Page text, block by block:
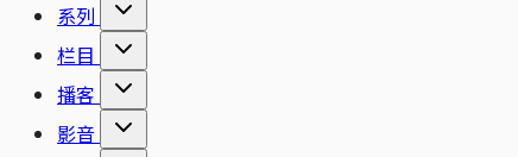
系列
栏目
播客
影音